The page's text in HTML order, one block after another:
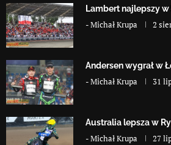
Lambert najlepszy w
-Michał Krupa 2
Andersen wygrał w
-Michał Krupa 31
Australia lepsza w
-Michał Krupa 27